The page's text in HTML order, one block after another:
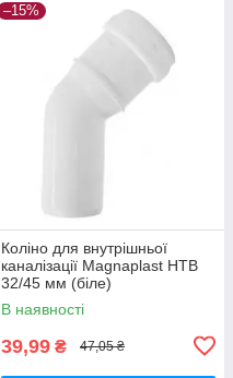
–15%
Коліно для внутрішньої
каналізації Magnaplast HTB
32/45 мм (біле)
В наявності
39,99 ₴ 47,05 ₴